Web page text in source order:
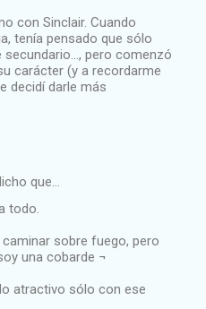
con Sinclair. Cuando
tenía pensado que sólo
pero comenzó
carácter (y a recordarme
decidí darle más
que…
todo.
sobre fuego, pero
una cobarde ¬
atractivo sólo con ese